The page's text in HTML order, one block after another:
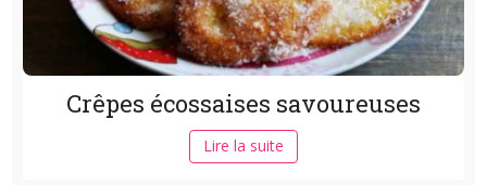
Crêpes écossaises savoureuses
Lire la suite